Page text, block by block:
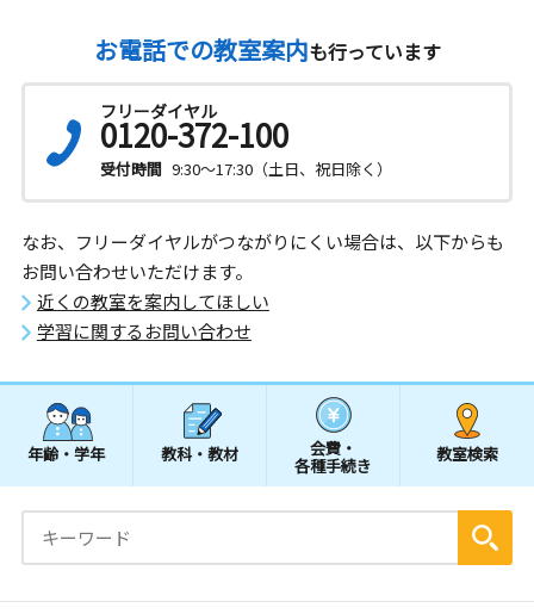
お電話での教室案内も行っています
フリーダイヤル
0120-372-100
受付時間 9:30～17:30（土日、祝日除く）
なお、フリーダイヤルがつながりにくい場合は、以下からも
お問い合わせいただけます。
近くの教室を案内してほしい
学習に関するお問い合わせ
年齢・学年 教科・教材 会費・
各種手続き
教室検索